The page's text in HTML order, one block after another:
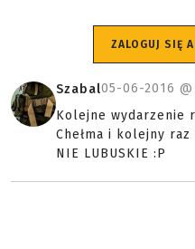
ZALOGUJ SIĘ
Szabal05-06-2016 @
Kolejne wydarzenie
Chełma i kolejny raz
NIE LUBUSKIE :P